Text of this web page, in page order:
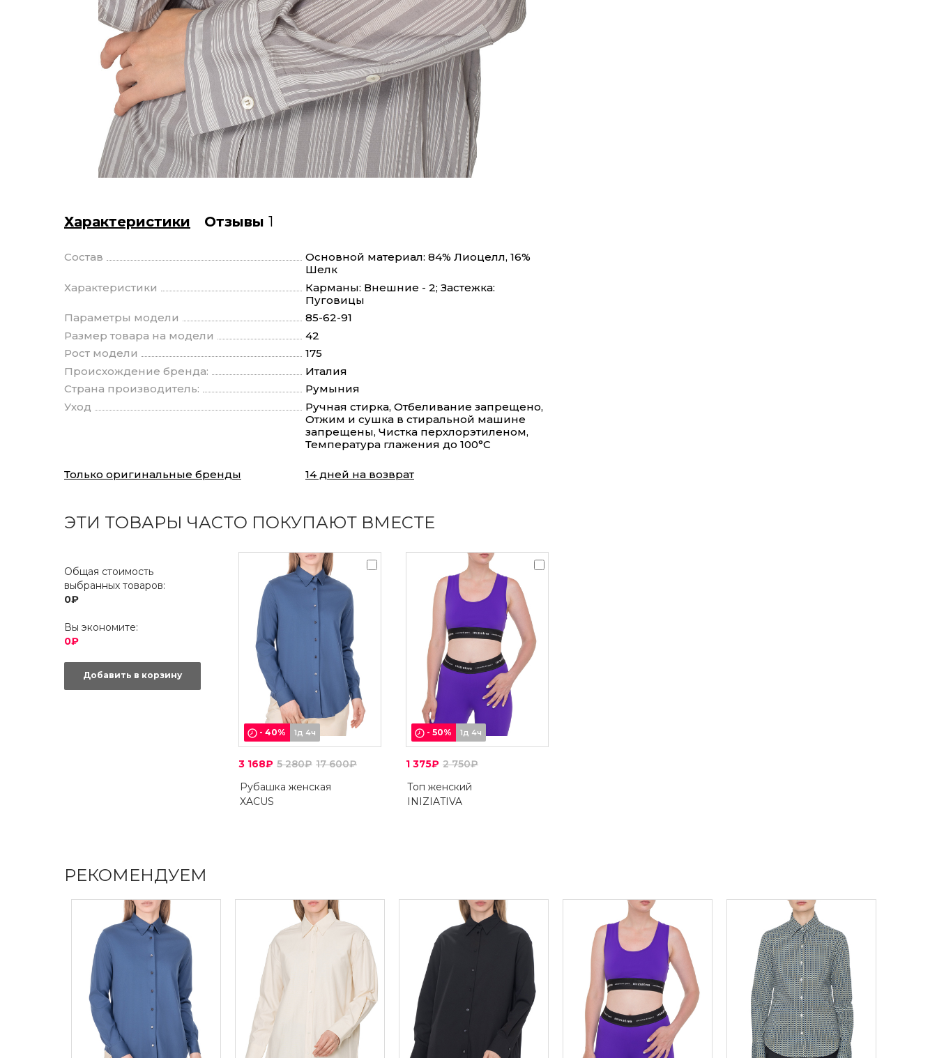
Характеристики Отзывы 1
Состав
Основной материал: 84% Лиоцелл, 16%
Шелк
Характеристики
Карманы: Внешние - 2; Застежка:
Пуговицы
Параметры модели
85-62-91
Размер товара на модели
42
Рост модели
175
Происхождение бренда:
Италия
Страна производитель:
Румыния
Уход
Ручная стирка, Отбеливание запрещено,
Отжим и сушка в стиральной машине
запрещены, Чистка перхлорэтиленом,
Температура глажения до 100°С
Только оригинальные бренды 14 дней на возврат
ЭТИ ТОВАРЫ ЧАСТО ПОКУПАЮТ ВМЕСТЕ
Общая стоимость
выбранных товаров:
0₽
Вы экономите:
0₽
Добавить в корзину
- 40% 1д 4ч
3 168₽ 5 280₽ 17 600₽
Рубашка женская
XACUS
- 50% 1д 4ч
1 375₽ 2 750₽
Топ женский
INIZIATIVA
РЕКОМЕНДУЕМ